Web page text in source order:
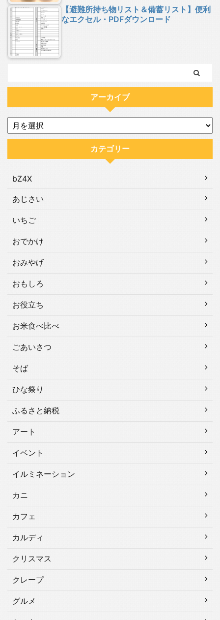
【避難所持ち物リスト＆備蓄リスト】便利
なエクセル・PDFダウンロード
アーカイブ
カテゴリー
bZ4X
あじさい
いちご
おでかけ
おみやげ
おもしろ
お役立ち
お米食べ比べ
ごあいさつ
そば
ひな祭り
ふるさと納税
アート
イベント
イルミネーション
カニ
カフェ
カルディ
クリスマス
クレープ
グルメ